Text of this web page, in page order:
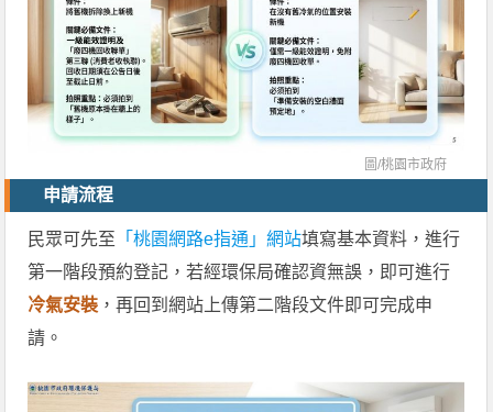
圖/桃園市政府
申請流程
民眾可先至 「桃園網路e指通」網站填寫基本資料，進行
第一階段預約登記，若經環保局確認資無誤，即可進行
冷氣安裝 ，再回到網站上傳第二階段文件即可完成申
請。